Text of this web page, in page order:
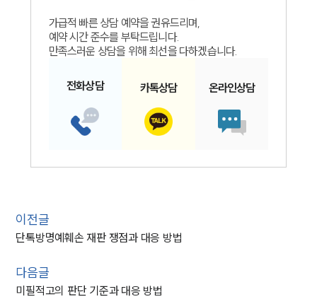
가급적 빠른 상담 예약을 권유드리며,
예약 시간 준수를 부탁드립니다.
만족스러운 상담을 위해 최선을 다하겠습니다.
전화상담 카톡상담 온라인상담
이전글
단톡방명예훼손 재판 쟁점과 대응 방법
다음글
미필적고의 판단 기준과 대응 방법